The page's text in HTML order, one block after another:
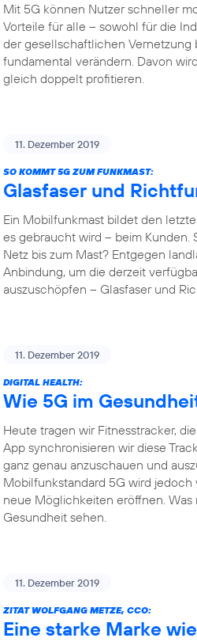
Mit 5G können Nutzer schneller
Vorteile für alle – sowohl für die
der gesellschaftlichen Vernetzung
fundamental verändern. Davon
gleich doppelt profitieren.
11. Dezember 2019
SO KOMMT 5G ZUM FUNKMAST:
Glasfaser und
Ein Mobilfunkmast bildet den
es gebraucht wird – beim Kunden.
Netz bis zum Mast? Entgegen
Anbindung, um die derzeit
auszuschöpfen – Glasfaser und
11. Dezember 2019
DIGITAL HEALTH:
Wie 5G im
Heute tragen wir Fitnesstracker,
App synchronisieren wir diese
ganz genau anzuschauen und
Mobilfunkstandard 5G wird
neue Möglichkeiten eröffnen. Was
Gesundheit sehen.
11. Dezember 2019
ZITAT WOLFGANG METZE, CCO:
Eine starke Marke